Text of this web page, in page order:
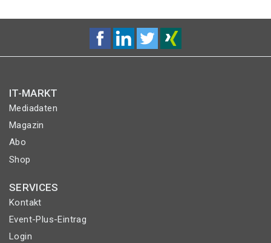
IT-MARKT
Mediadaten
Magazin
Abo
Shop
SERVICES
Kontakt
Event-Plus-Eintrag
Login